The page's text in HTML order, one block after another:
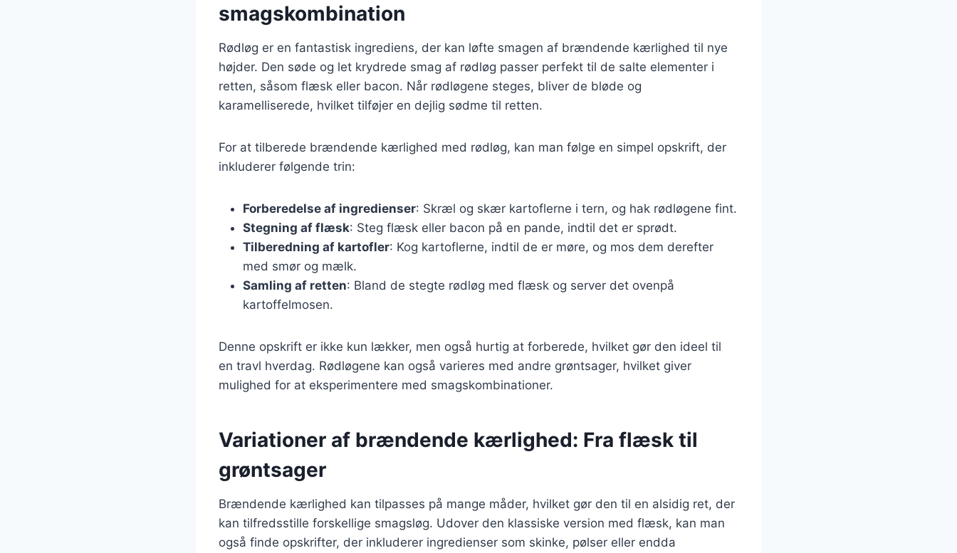
smagskombination
Rødløg er en fantastisk ingrediens, der kan løfte smagen af brændende kærlighed til nye
højder. Den søde og let krydrede smag af rødløg passer perfekt til de salte elementer i
retten, såsom flæsk eller bacon. Når rødløgene steges, bliver de bløde og
karamelliserede, hvilket tilføjer en dejlig sødme til retten.
For at tilberede brændende kærlighed med rødløg, kan man følge en simpel opskrift, der
inkluderer følgende trin:
Forberedelse af ingredienser: Skræl og skær kartoflerne i tern, og hak rødløgene fint.
Stegning af flæsk: Steg flæsk eller bacon på en pande, indtil det er sprødt.
Tilberedning af kartofler: Kog kartoflerne, indtil de er møre, og mos dem derefter
med smør og mælk.
Samling af retten: Bland de stegte rødløg med flæsk og server det ovenpå
kartoffelmosen.
Denne opskrift er ikke kun lækker, men også hurtig at forberede, hvilket gør den ideel til
en travl hverdag. Rødløgene kan også varieres med andre grøntsager, hvilket giver
mulighed for at eksperimentere med smagskombinationer.
Variationer af brændende kærlighed: Fra flæsk til
grøntsager
Brændende kærlighed kan tilpasses på mange måder, hvilket gør den til en alsidig ret, der
kan tilfredsstille forskellige smagsløg. Udover den klassiske version med flæsk, kan man
også finde opskrifter, der inkluderer ingredienser som skinke, pølser eller endda